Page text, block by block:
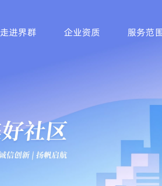
走进界群 企业资质 服务范